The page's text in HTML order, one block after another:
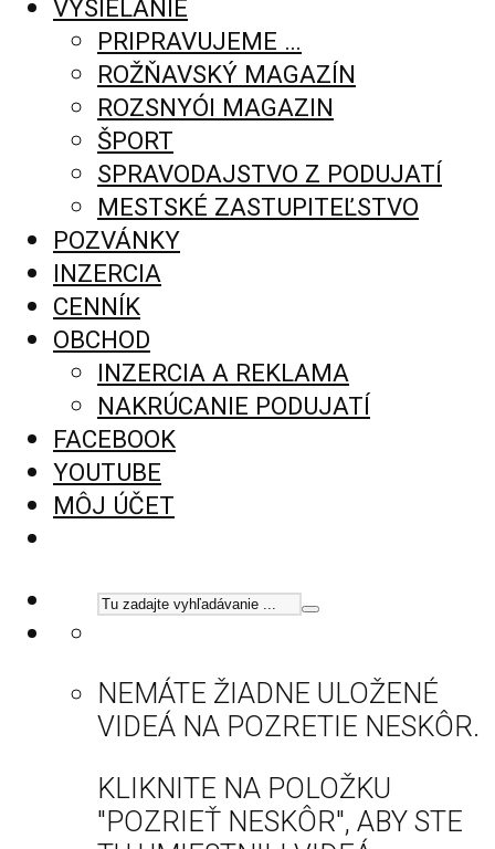
VYSIELANIE
PRIPRAVUJEME …
ROŽŇAVSKÝ MAGAZÍN
ROZSNYÓI MAGAZIN
ŠPORT
SPRAVODAJSTVO Z PODUJATÍ
MESTSKÉ ZASTUPITEĽSTVO
POZVÁNKY
INZERCIA
CENNÍK
OBCHOD
INZERCIA A REKLAMA
NAKRÚCANIE PODUJATÍ
FACEBOOK
YOUTUBE
MÔJ ÚČET
NEMÁTE ŽIADNE ULOŽENÉ
VIDEÁ NA POZRETIE NESKÔR.
KLIKNITE NA POLOŽKU
"POZRIEŤ NESKÔR", ABY STE